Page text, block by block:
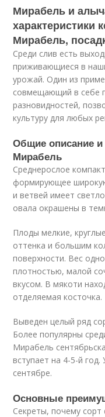
Мирабель и
характеристики
Мирабель,
Среди слив есть
приживающиеся в
урожай. Один из
совмещающий в себе
разновидностей,
культуру для любых
Общие описание и
Мирабель
Среднерослое
формирующее
и ветвей имеет
овала окрашены в
Плоды мелкие,
оттенка и большим
поверхности. Вес
плотностью, малой
вкусом. В мякоти
отделяемая косточка.
Выведен целый ряд
Более популярны
Мирабель
вступает на 4-5-й
сентябре.
Основные
Секреты, почему